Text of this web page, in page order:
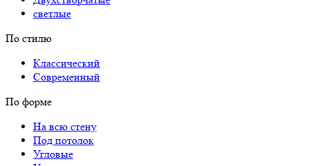
светлые
По стилю
Классический
Современный
По форме
На всю стену
Под потолок
Угловые